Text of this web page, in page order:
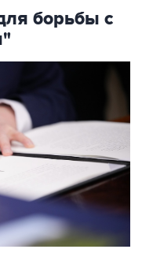
борьбы с